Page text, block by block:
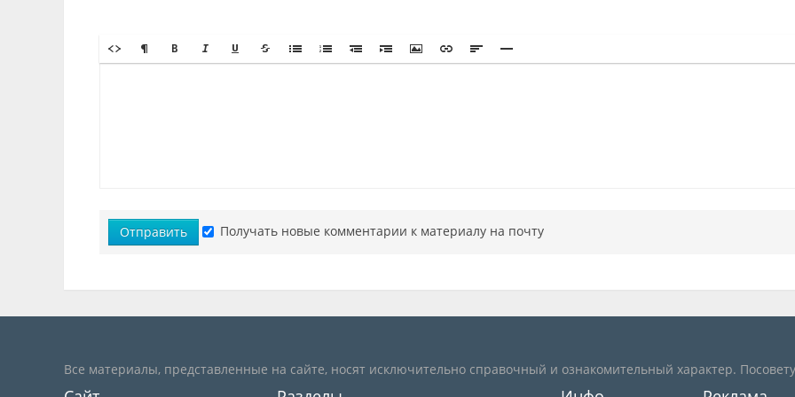
Отправить Получать новые комментарии к материалу на почту
Все материалы, представленные на сайте, носят исключительно справочный и ознакомительный характер.